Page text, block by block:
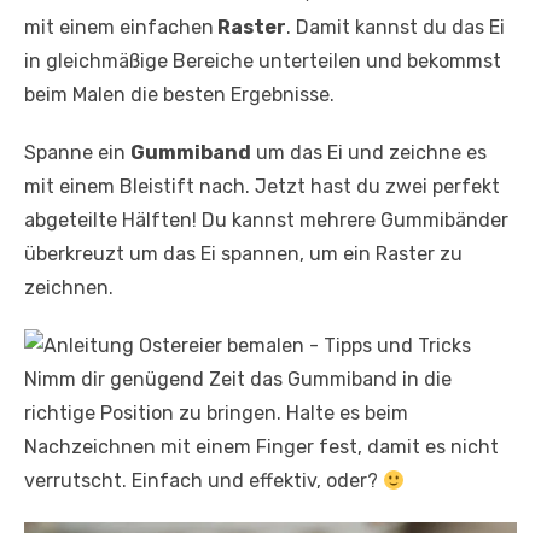
mit einem einfachen Raster. Damit kannst du das Ei
in gleichmäßige Bereiche unterteilen und bekommst
beim Malen die besten Ergebnisse.
Spanne ein Gummiband um das Ei und zeichne es
mit einem Bleistift nach. Jetzt hast du zwei perfekt
abgeteilte Hälften! Du kannst mehrere Gummibänder
überkreuzt um das Ei spannen, um ein Raster zu
zeichnen.
Nimm dir genügend Zeit das Gummiband in die
richtige Position zu bringen. Halte es beim
Nachzeichnen mit einem Finger fest, damit es nicht
verrutscht. Einfach und effektiv, oder?